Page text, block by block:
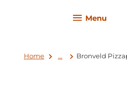
Menu
Home ... Bronveld